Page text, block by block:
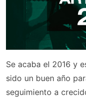
Se acaba el 2016 y
sido un buen año
seguimiento a